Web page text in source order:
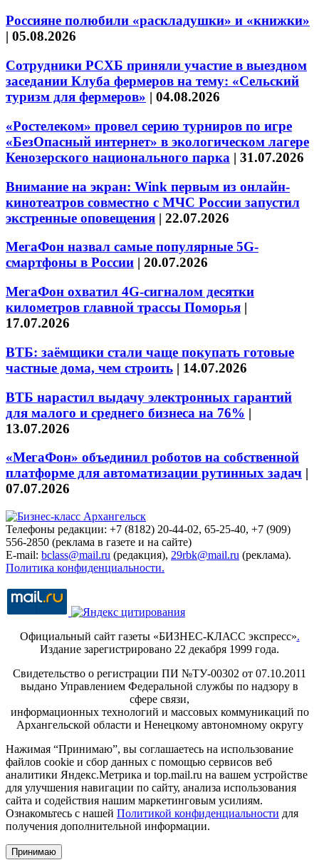
Россияне полюбили «раскладушки» и «книжки»
| 05.08.2026
Сотрудники РСХБ приняли участие в выездном
заседании Клуба фермеров на тему: «Сельский
туризм для фермеров» | 04.08.2026
«Ростелеком» провел серию турниров по игре
«БезОпасный интернет» в экологическом лагере
Кенозерского национального парка | 31.07.2026
Внимание на экран: Wink первым из онлайн-
кинотеатров совместно с МЧС России запустил
экстренные оповещения | 22.07.2026
МегаФон назвал самые популярные 5G-
смартфоны в России | 20.07.2026
МегаФон охватил 4G-сигналом десятки
километров главной трассы Поморья |
17.07.2026
ВТБ: заёмщики стали чаще покупать готовые
частные дома, чем строить | 14.07.2026
ВТБ нарастил выдачу электронных гарантий
для малого и среднего бизнеса на 76% |
13.07.2026
«МегаФон» объединил роботов на собственной
платформе для автоматизации рутинных задач |
07.07.2026
Телефоны редакции: +7 (8182) 20-44-02, 65-25-40, +7 (909)
556-2850 (реклама в газете и на сайте)
E-mail: bclass@mail.ru (редакция), 29rbk@mail.ru (реклама).
Политика конфиденциальности.
Официальный сайт газеты «БИЗНЕС-КЛАСС экспресс».
Издание зарегистрировано 22 декабря 1999 года.
Свидетельство о регистрации ПИ №ТУ-00302 от 07.10.2011
выдано Управлением Федеральной службы по надзору в
сфере связи,
информационных технологий и массовых коммуникаций по
Архангельской области и Ненецкому автономному округу
Нажимая “Принимаю”, вы соглашаетесь на использование
файлов cookie и сбор данных с помощью сервисов веб
аналитики Яндекс.Метрика и top.mail.ru на вашем устройстве
для улучшения навигации по сайту, анализа использования
сайта и содействия нашим маркетинговым усилиям.
Ознакомьтесь с нашей Политикой конфиденциальности для
получения дополнительной информации.
Принимаю